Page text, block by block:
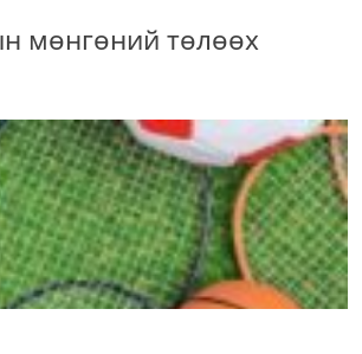
мөнгөний төлөөх